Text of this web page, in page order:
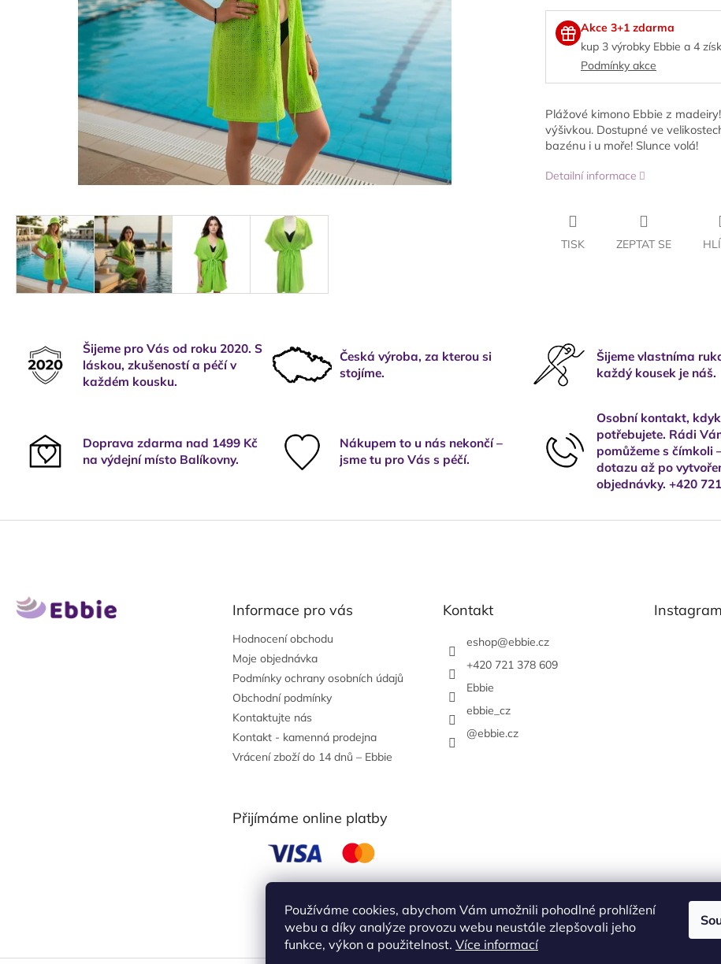
Používáme cookies, abychom Vám umožnili pohodlné prohlížení
webu a díky analýze provozu webu neustále zlepšovali jeho
funkce, výkon a použitelnost. Více informací
Akce 3+1 zdarma
kup 3 výrobky Ebbie a 4
Podmínky akce
Plážové kimono Ebbie z
výšivkou. Dostupné ve
bazénu i u moře! Slunce volá!
Detailní informace
TISK ZEPTAT SE
Šijeme pro Vás od roku 2020. S
láskou, zkušeností a péčí v
každém kousku.
Česká výroba, za kterou si
stojíme.
Šijeme vlastníma
každý kousek je náš.
Doprava zdarma nad 1499 Kč
na výdejní místo Balíkovny.
Nákupem to u nás nekončí –
jsme tu pro Vás s péčí.
Osobní kontakt,
potřebujete. Rádi
pomůžeme s čímkoli
dotazu až po
objednávky. +420
Informace pro vás
Hodnocení obchodu
Moje objednávka
Podmínky ochrany osobních údajů
Obchodní podmínky
Kontaktujte nás
Kontakt - kamenná prodejna
Vrácení zboží do 14 dnů – Ebbie
Kontakt
eshop@ebbie.cz
+420 721 378 609
Ebbie
ebbie_cz
@ebbie.cz
Instagram
Přijímáme online platby
obchodní podmínky